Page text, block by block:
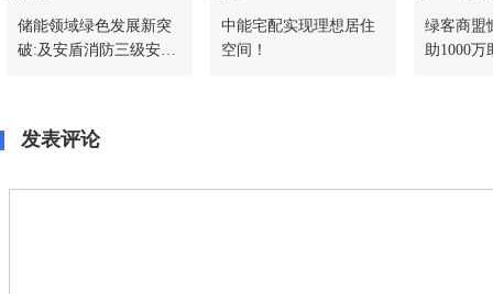
储能领域绿色发展新突
破:及安盾消防三级安全
中能宅配实现理想居住
空间！
绿客商盟
助1000万
发表评论